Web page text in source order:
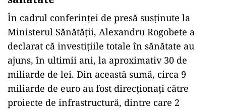
În cadrul conferinței de presă susținute la
Ministerul Sănătății, Alexandru Rogobete a
declarat că investițiile totale în sănătate au
ajuns, în ultimii ani, la aproximativ 30 de
miliarde de lei. Din această sumă, circa 9
miliarde de euro au fost direcționați către
proiecte de infrastructură, dintre care 2